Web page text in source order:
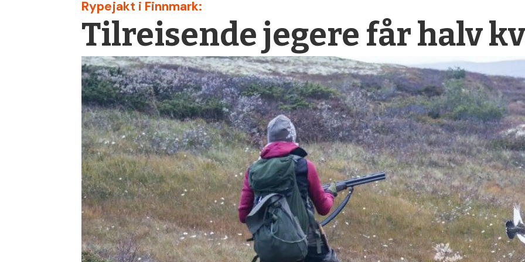
Rypejakt i Finnmark:
Tilreisende jegere får halv